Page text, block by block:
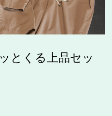
とくる上品セッ